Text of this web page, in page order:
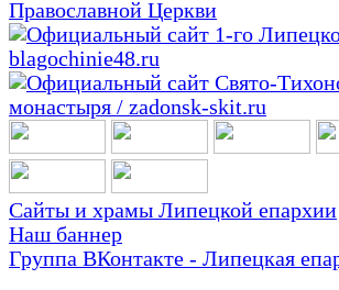
Сайты и храмы Липецкой епархии
Наш баннер
Группа ВКонтакте - Липецкая